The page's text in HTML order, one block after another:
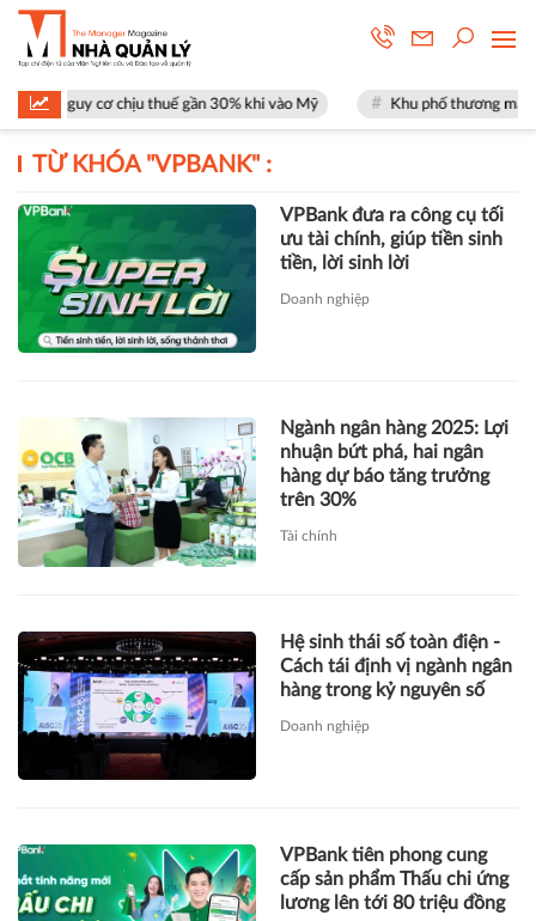
nguy cơ chịu thuế gần 30% khi vào Mỹ Khu phố thương mại
TỪ KHÓA "VPBANK" :
VPBank đưa ra công cụ tối
ưu tài chính, giúp tiền sinh
tiền, lời sinh lời
Doanh nghiệp
Ngành ngân hàng 2025: Lợi
nhuận bứt phá, hai ngân
hàng dự báo tăng trưởng
trên 30%
Tài chính
Hệ sinh thái số toàn điện -
Cách tái định vị ngành ngân
hàng trong kỷ nguyên số
Doanh nghiệp
VPBank tiên phong cung
cấp sản phẩm Thấu chi ứng
lương lên tới 80 triệu đồng